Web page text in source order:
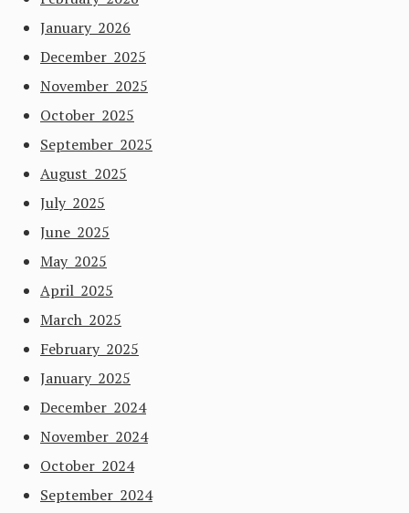
January 2026
December 2025
November 2025
October 2025
September 2025
August 2025
July 2025
June 2025
May 2025
April 2025
March 2025
February 2025
January 2025
December 2024
November 2024
October 2024
September 2024